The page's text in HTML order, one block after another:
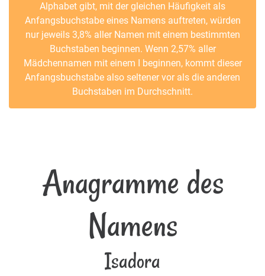
Alphabet gibt, mit der gleichen Häufigkeit als
Anfangsbuchstabe eines Namens auftreten, würden
nur jeweils 3,8% aller Namen mit einem bestimmten
Buchstaben beginnen. Wenn 2,57% aller
Mädchennamen mit einem I beginnen, kommt dieser
Anfangsbuchstabe also seltener vor als die anderen
Buchstaben im Durchschnitt.
Anagramme des
Namens
Isadora